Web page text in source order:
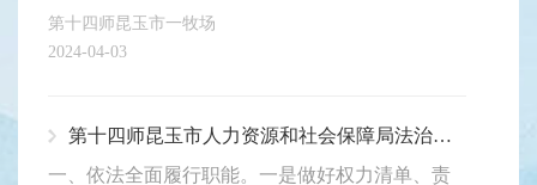
第十四师昆玉市一牧场
2024-04-03
第十四师昆玉市人力资源和社会保障局法治建设2023年度报告
一、依法全面履行职能。一是做好权力清单、责